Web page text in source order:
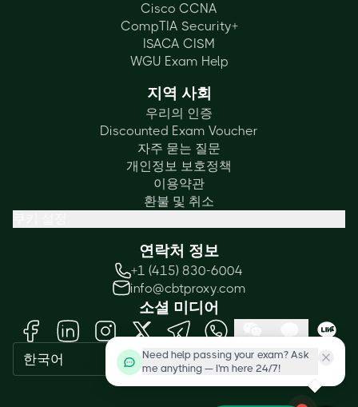
Cisco CCNA
CompTIA Security+
ISACA CISM
WGU Exam Help
지역 사회
우리의 인증
Discounted Exam Voucher
자주 묻는 질문
개인정보 보호정책
이용약관
환불 및 취소
연락처 정보
+1 (415) 830-6004
info@cbtproxy.com
소셜 미디어
한국어
Need help passing your exam? Ask
me anything — I'm here 24/7!